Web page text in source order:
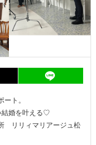
シェア
ト。
結婚を叶える♡
リリィマリアージュ松